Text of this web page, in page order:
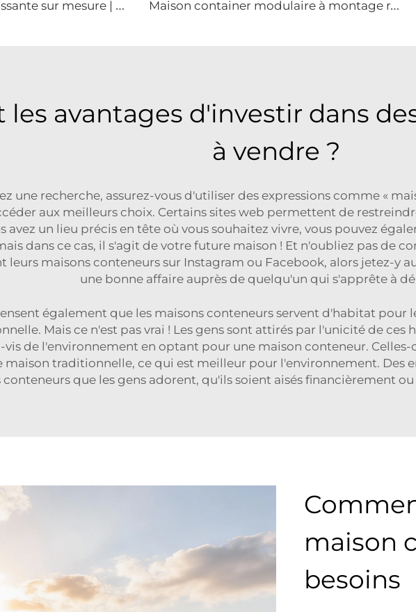
T
ente électrique coulissante sur mesure | Équipement durable de bâche motorisée en PVC pour la construction de courts sportifs polyvalents M
aison container modulaire à montage rapide | Unité habitable portable repliable pour usage résidentiel
les avantages d'investir dans
à vendre ?
une recherche, assurez-vous d'utiliser des expressions comme «
aux meilleurs choix. Certains sites web permettent de
avez un lieu précis en tête où vous souhaitez vivre, vous pouvez
dans ce cas, il s'agit de votre future maison ! Et n'oubliez pas de
leurs maisons conteneurs sur Instagram ou Facebook, alors jetez-
une bonne affaire auprès de quelqu'un qui s'apprête à
également que les maisons conteneurs servent d'habitat pour
Mais ce n'est pas vrai ! Les gens sont attirés par l'unicité de
vis de l'environnement en optant pour une maison conteneur.
traditionnelle, ce qui est meilleur pour l'environnement. Des
que les gens adorent, qu'ils soient aisés financièrement
maison
besoins